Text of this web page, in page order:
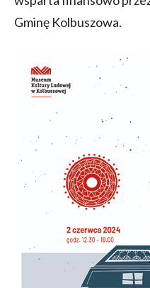
Gminę Kolbuszowa.